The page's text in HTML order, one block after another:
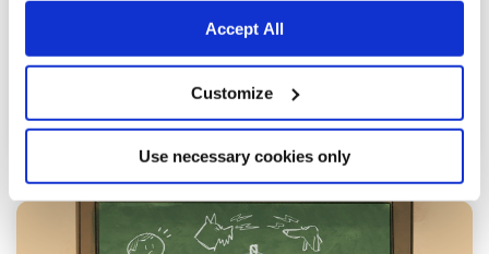
Accept All
Customize
Use necessary cookies only